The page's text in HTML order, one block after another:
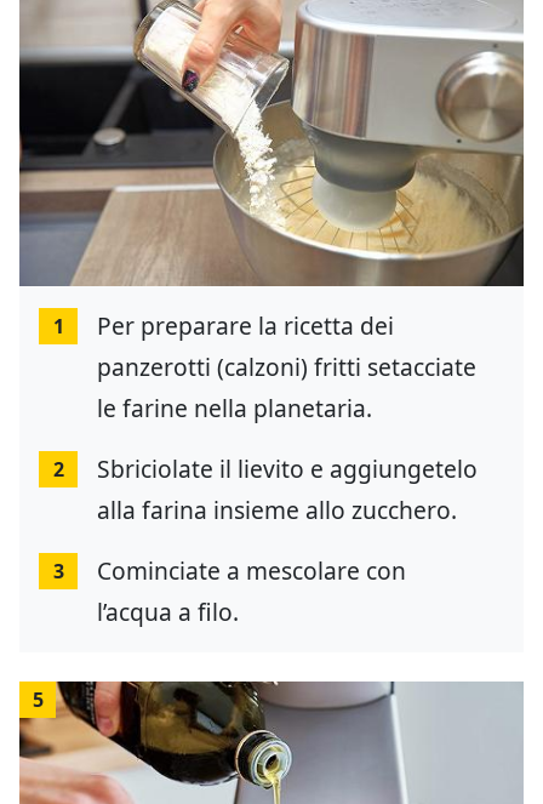
1
Per preparare la ricetta dei
panzerotti (calzoni) fritti setacciate
le farine nella planetaria.
2
Sbriciolate il lievito e aggiungetelo
alla farina insieme allo zucchero.
3
Cominciate a mescolare con
l’acqua a filo.
5